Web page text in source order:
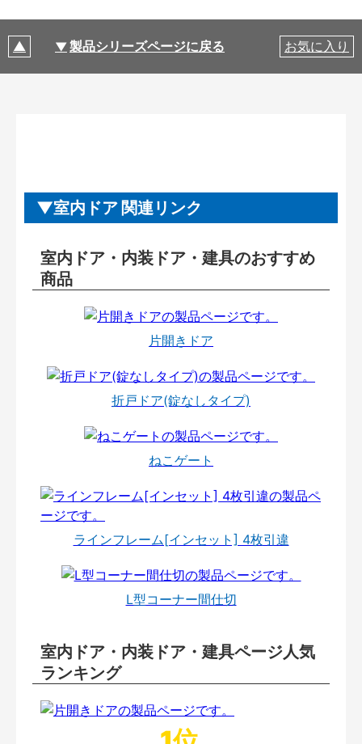
製品シリーズページに戻る お気に入り
室内ドア 関連リンク
室内ドア・内装ドア・建具のおすすめ
商品
片開きドア
折戸ドア(錠なしタイプ)
ねこゲート
ラインフレーム[インセット] 4枚引違
L型コーナー間仕切
室内ドア・内装ドア・建具ページ人気
ランキング